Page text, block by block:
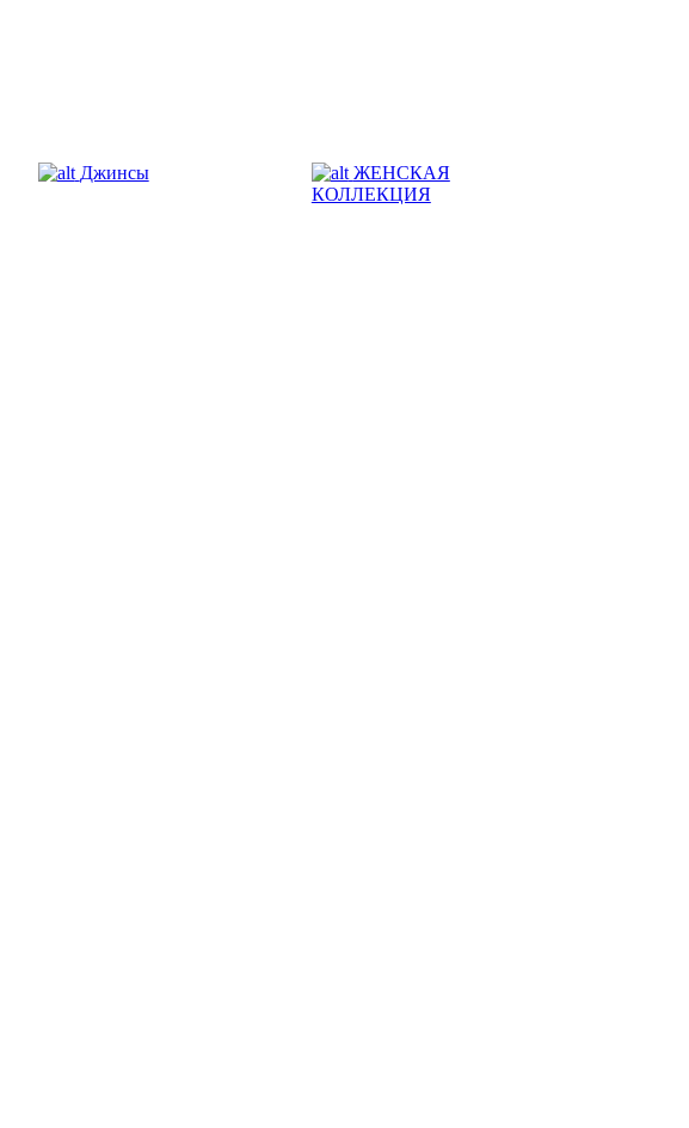
Джинсы
ЖЕНСКАЯ
КОЛЛЕКЦИЯ